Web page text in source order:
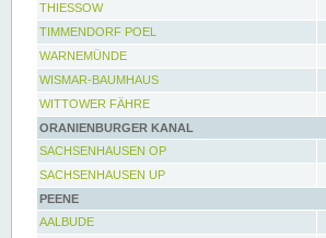
THIESSOW
TIMMENDORF POEL
WARNEMÜNDE
WISMAR-BAUMHAUS
WITTOWER FÄHRE
ORANIENBURGER KANAL
SACHSENHAUSEN OP
SACHSENHAUSEN UP
PEENE
AALBUDE